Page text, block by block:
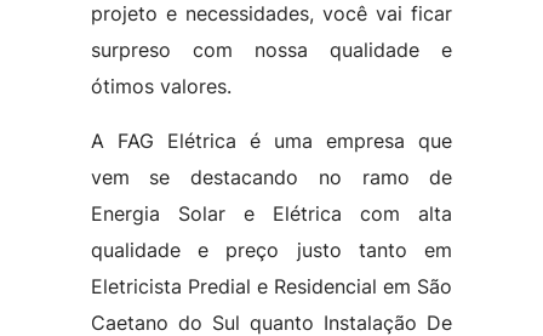
projeto e necessidades, você vai ficar
surpreso com nossa qualidade e
ótimos valores.
A FAG Elétrica é uma empresa que
vem se destacando no ramo de
Energia Solar e Elétrica com alta
qualidade e preço justo tanto em
Eletricista Predial e Residencial em São
Caetano do Sul quanto Instalação De